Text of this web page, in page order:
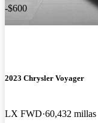
-$600
2023 Chrysler Voyager
LX FWD 60,432 millas